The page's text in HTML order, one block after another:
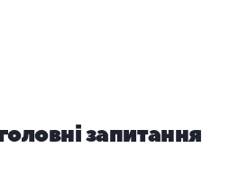
запитання